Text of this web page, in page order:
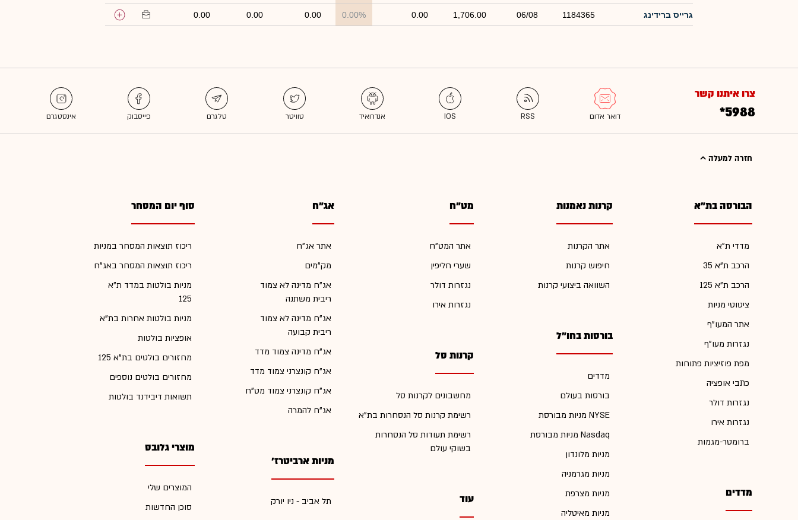
גרייס ברידינג 1184365
06/08
1,706.00
0.00
0.00%
0.00
0.00
0.00
צרו איתנו קשר
*5988
חזרה למעלה
הבורסה בת"א
מדדי ת"א
הרכב ת"א 35
הרכב ת"א 125
ציטוטי מניות
אתר המעו"ף
נגזרות מעו"ף
מפת פוזיציות פתוחות
כתבי אופציה
נגזרות דולר
נגזרות אירו
ברומטר-מגמות
מדדים
קרנות נאמנות
אתר הקרנות
חיפוש קרנות
השוואה ביצועי קרנות
בורסות בחו"ל
מדדים
בורסות בעולם
מניות מבורסת NYSE
מניות מבורסת Nasdaq
מניות מלונדון
מניות מגרמניה
מניות מצרפת
מניות מאיטליה
מט"ח
אתר המט"ח
שערי חליפין
נגזרות דולר
נגזרות אירו
קרנות סל
מחשבונים לקרנות סל
רשימת קרנות סל הנסחרות בת"א
רשימת תעודות סל הנסחרות
בשוקי עולם
עוד
אג"ח
אתר אג"ח
מק"מים
אג"ח מדינה לא צמוד
ריבית משתנה
אג"ח מדינה לא צמוד
ריבית קבועה
אג"ח מדינה צמוד מדד
אג"ח קונצרני צמוד מדד
אג"ח קונצרני צמוד מט"ח
אג"ח להמרה
מניות ארביטרז'
תל אביב - ניו יורק
סוף יום המסחר
ריכוז תוצאות המסחר במניות
ריכוז תוצאות המסחר באג"ח
מניות בולטות במדד ת"א
125
מניות בולטות אחרות בת"א
אופציות בולטות
מחזורים בולטים בת"א 125
מחזורים בולטים נוספים
תשואות דיבידנד בולטות
מוצרי גלובס
המוצרים שלי
סוכן החדשות